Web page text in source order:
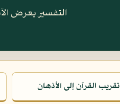
التفسير يعرض الآيات ٤٩
تقريب القرآن إلى الأذهان